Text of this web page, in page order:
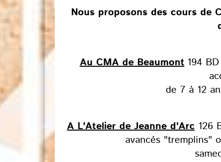
Nous proposons des cours de
Au CMA de Beaumont 194
de 7 à 12
A L'Atelier de Jeanne d'Arc126
avancés "tremplins"